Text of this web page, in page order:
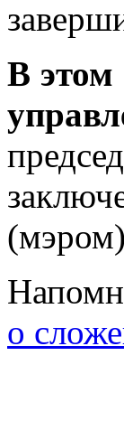
В этом
о